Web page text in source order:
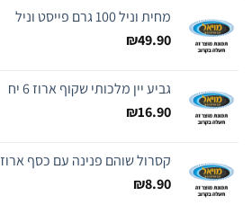
מחית וניל 100 גרם פייסט וניל
₪49.90
גביע יין מלכותי שקוף ארוז 6 יח
₪16.90
קסרול שוהם פנינה עם כסף ארוז 10 יח
₪8.90